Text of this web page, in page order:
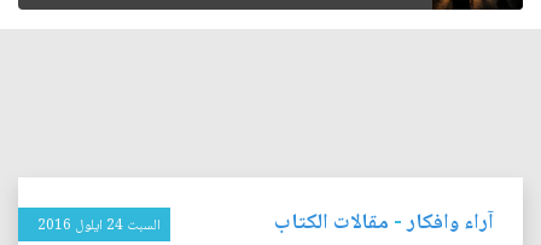
آراء وافكار- مقالات الكتاب السبت 24 ايلول 2016